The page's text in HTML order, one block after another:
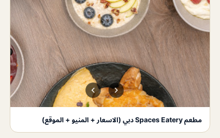
مطعم Spaces Eatery دبي (الاسعار + المنيو + الموقع)